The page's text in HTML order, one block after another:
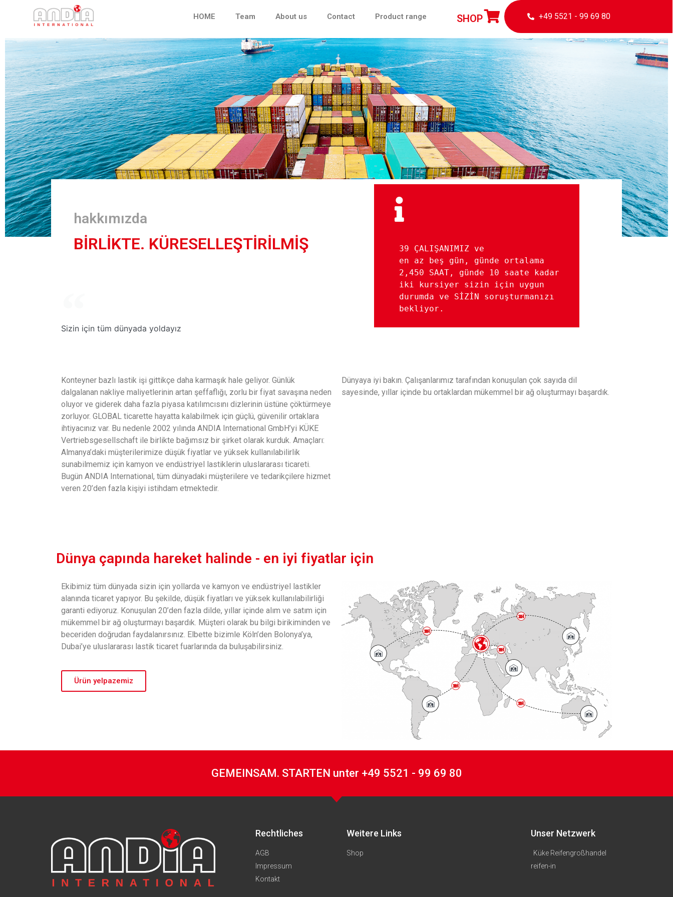
HOME Team About us Contact Product range SHOP +49 5521 - 99 69 80
hakkımızda
BİRLİKTE. KÜRESELLEŞTİRİLMİŞ
39 ÇALIŞANIMIZ ve
en az beş gün, günde ortalama
2,450 SAAT, günde 10 saate kadar
iki kursiyer sizin için uygun
durumda ve SİZİN soruşturmanızı
bekliyor.
Sizin için tüm dünyada yoldayız
Konteyner bazlı lastik işi gittikçe daha karmaşık hale geliyor. Günlük
dalgalanan nakliye maliyetlerinin artan şeffaflığı, zorlu bir fiyat savaşına neden
oluyor ve giderek daha fazla piyasa katılımcısını dizlerinin üstüne çöktürmeye
zorluyor. GLOBAL ticarette hayatta kalabilmek için güçlü, güvenilir ortaklara
ihtiyacınız var. Bu nedenle 2002 yılında ANDIA International GmbH’yi KÜKE
Vertriebsgesellschaft ile birlikte bağımsız bir şirket olarak kurduk. Amaçları:
Almanya’daki müşterilerimize düşük fiyatlar ve yüksek kullanılabilirlik
sunabilmemiz için kamyon ve endüstriyel lastiklerin uluslararası ticareti.
Bugün ANDIA International, tüm dünyadaki müşterilere ve tedarikçilere hizmet
veren 20’den fazla kişiyi istihdam etmektedir.
Dünyaya iyi bakın. Çalışanlarımız tarafından konuşulan çok sayıda dil
sayesinde, yıllar içinde bu ortaklardan mükemmel bir ağ oluşturmayı başardık.
Dünya çapında hareket halinde - en iyi fiyatlar için
Ekibimiz tüm dünyada sizin için yollarda ve kamyon ve endüstriyel lastikler
alanında ticaret yapıyor. Bu şekilde, düşük fiyatları ve yüksek kullanılabilirliği
garanti ediyoruz. Konuşulan 20’den fazla dilde, yıllar içinde alım ve satım için
mükemmel bir ağ oluşturmayı başardık. Müşteri olarak bu bilgi birikiminden ve
beceriden doğrudan faydalanırsınız. Elbette bizimle Köln’den Bolonya’ya,
Dubai’ye uluslararası lastik ticaret fuarlarında da buluşabilirsiniz.
Ürün yelpazemiz
GEMEINSAM. STARTEN unter +49 5521 - 99 69 80
Rechtliches
AGB
Impressum
Kontakt
Weitere Links
Shop
Unser Netzwerk
Küke Reifengroßhandel
reifen-in